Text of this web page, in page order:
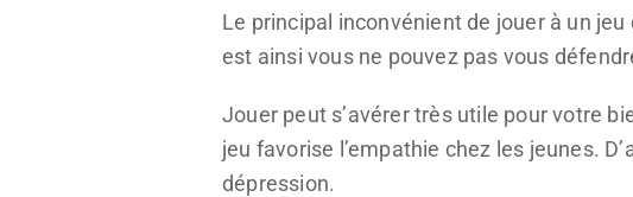
Le principal inconvénient de jouer à un jeu
est ainsi vous ne pouvez pas vous
Jouer peut s’avérer très utile pour votre
jeu favorise l’empathie chez les jeunes.
dépression.